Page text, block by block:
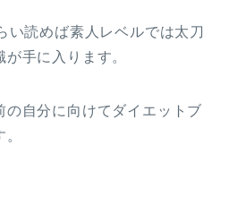
い読めば素人レベルでは太刀
手に入ります。
の自分に向けてダイエットブ